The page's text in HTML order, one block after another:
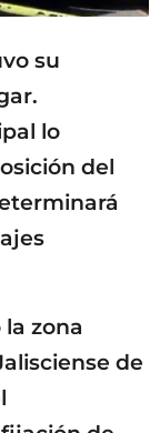
su
lo
del
zona
de